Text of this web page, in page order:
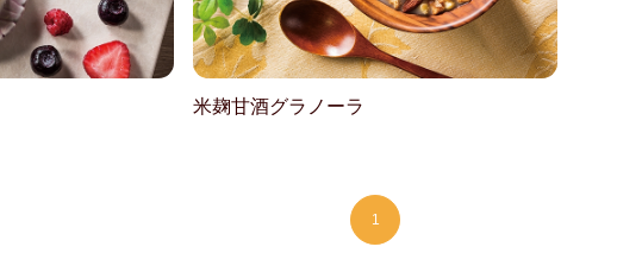
米麹甘酒グラノーラ
1